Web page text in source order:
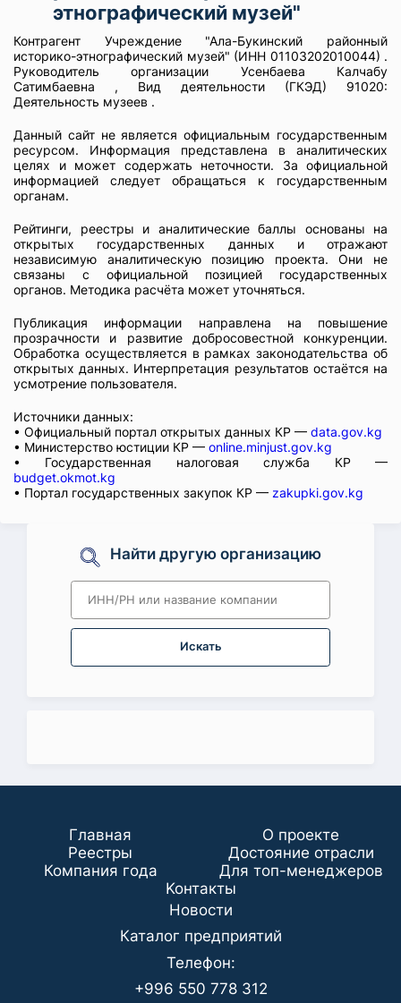
этнографический музей"
Контрагент Учреждение "Ала-Букинский районный
историко-этнографический музей" (ИНН 01103202010044) .
Руководитель организации Усенбаева Калчабу
Сатимбаевна , Вид деятельности (ГКЭД) 91020:
Деятельность музеев .
Данный сайт не является официальным государственным
ресурсом. Информация представлена в аналитических
целях и может содержать неточности. За официальной
информацией следует обращаться к государственным
органам.
Рейтинги, реестры и аналитические баллы основаны на
открытых государственных данных и отражают
независимую аналитическую позицию проекта. Они не
связаны с официальной позицией государственных
органов. Методика расчёта может уточняться.
Публикация информации направлена на повышение
прозрачности и развитие добросовестной конкуренции.
Обработка осуществляется в рамках законодательства об
открытых данных. Интерпретация результатов остаётся на
усмотрение пользователя.
Источники данных:
• Официальный портал открытых данных КР — data.gov.kg
• Министерство юстиции КР — online.minjust.gov.kg
• Государственная налоговая служба КР —
budget.okmot.kg
• Портал государственных закупок КР — zakupki.gov.kg
Найти другую организацию
Искать
Главная
О проекте
Реестры
Достояние отрасли
Компания года
Для топ-менеджеров
Koнтaкты
Новости
Каталог предприятий
Телефон:
+996 550 778 312